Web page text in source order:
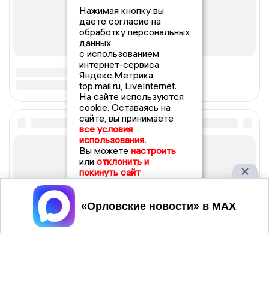
Нажимая кнопку вы
даете согласие на
обработку персональных
данных
с использованием
интернет-сервиса
Яндекс.Метрика,
top.mail.ru, LiveInternet.
На сайте используются
cookie. Оставаясь на
сайте, вы принимаете
все условия
использования.
Вы можете настроить
или отклонить и
покинуть сайт
Принять